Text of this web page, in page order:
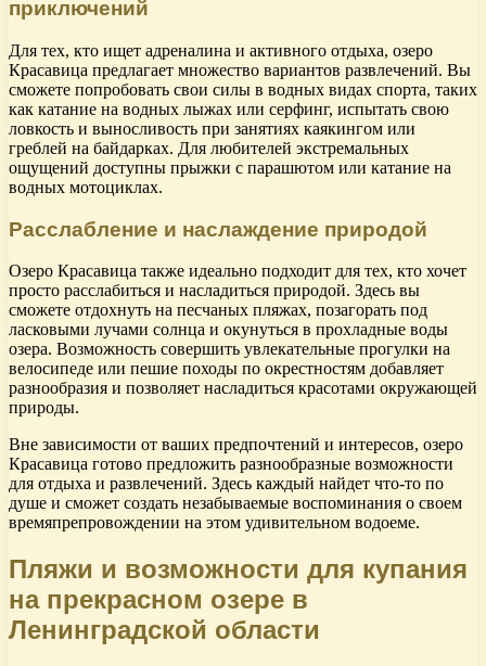
приключений
Для тех, кто ищет адреналина и активного отдыха, озеро
Красавица предлагает множество вариантов развлечений. Вы
сможете попробовать свои силы в водных видах спорта, таких
как катание на водных лыжах или серфинг, испытать свою
ловкость и выносливость при занятиях каякингом или
греблей на байдарках. Для любителей экстремальных
ощущений доступны прыжки с парашютом или катание на
водных мотоциклах.
Расслабление и наслаждение природой
Озеро Красавица также идеально подходит для тех, кто хочет
просто расслабиться и насладиться природой. Здесь вы
сможете отдохнуть на песчаных пляжах, позагорать под
ласковыми лучами солнца и окунуться в прохладные воды
озера. Возможность совершить увлекательные прогулки на
велосипеде или пешие походы по окрестностям добавляет
разнообразия и позволяет насладиться красотами окружающей
природы.
Вне зависимости от ваших предпочтений и интересов, озеро
Красавица готово предложить разнообразные возможности
для отдыха и развлечений. Здесь каждый найдет что-то по
душе и сможет создать незабываемые воспоминания о своем
времяпрепровождении на этом удивительном водоеме.
Пляжи и возможности для купания
на прекрасном озере в
Ленинградской области